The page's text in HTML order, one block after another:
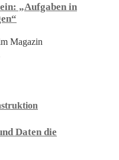
„Aufgaben in
Magazin
Daten die